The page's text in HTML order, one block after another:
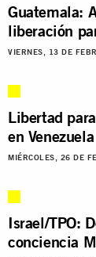
Guatemala:
liberación
VIERNES, 13 DE
Libertad
en Venezuela
MIÉRCOLES, 26 DE
Israel/TPO:
conciencia